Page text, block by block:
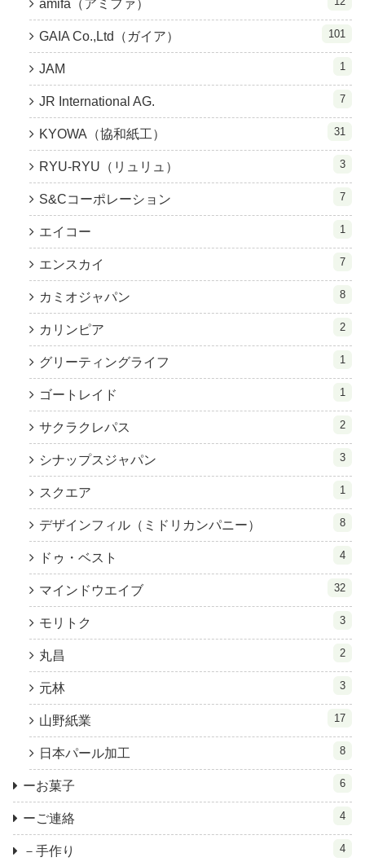
amifa（アミファ）
GAIA Co.,Ltd（ガイア） 101
JAM 1
JR International AG. 7
KYOWA（協和紙工） 31
RYU-RYU（リュリュ） 3
S&Cコーポレーション 7
エイコー 1
エンスカイ 7
カミオジャパン 8
カリンピア 2
グリーティングライフ 1
ゴートレイド 1
サクラクレパス 2
シナップスジャパン 3
スクエア 1
デザインフィル（ミドリカンパニー） 8
ドゥ・ベスト 4
マインドウエイブ 32
モリトク 3
丸昌 2
元林 3
山野紙業 17
日本パール加工 8
ーお菓子 6
ーご連絡 4
－手作り 4